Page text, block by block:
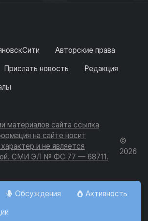
Авторские права
Прислать новость
Редакция
материалов сайта ссылка
на сайте носит
и не является
СМИ ЭЛ № ФС 77 — 68711.
©
2026
Обсуждения
Активность